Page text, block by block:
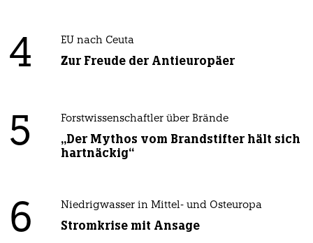
4 EU nach Ceuta
Zur Freude der Antieuropäer
5 Forstwissenschaftler über Brände
„Der Mythos vom Brandstifter hält sich
hartnäckig“
6 Niedrigwasser in Mittel- und Osteuropa
Stromkrise mit Ansage